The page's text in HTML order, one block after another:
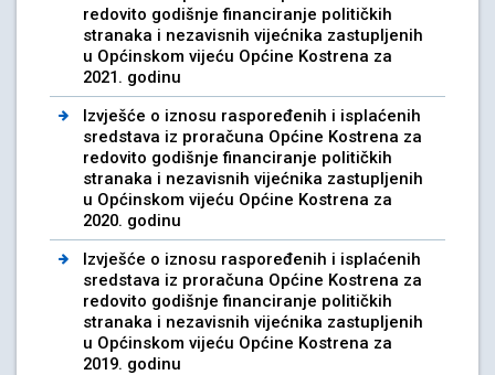
redovito godišnje financiranje političkih
stranaka i nezavisnih vijećnika zastupljenih
u Općinskom vijeću Općine Kostrena za
2021. godinu
Izvješće o iznosu raspoređenih i isplaćenih
sredstava iz proračuna Općine Kostrena za
redovito godišnje financiranje političkih
stranaka i nezavisnih vijećnika zastupljenih
u Općinskom vijeću Općine Kostrena za
2020. godinu
Izvješće o iznosu raspoređenih i isplaćenih
sredstava iz proračuna Općine Kostrena za
redovito godišnje financiranje političkih
stranaka i nezavisnih vijećnika zastupljenih
u Općinskom vijeću Općine Kostrena za
2019. godinu